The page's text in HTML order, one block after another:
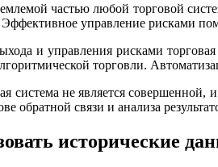
частью любой торговой
управление рисками
и управления рисками
торговли.
система не является совершенной,
обратной связи и анализа
исторические